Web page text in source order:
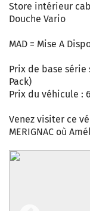
Store intérieur
Douche Vario
MAD = Mise A
Prix de base série
Pack)
Prix du véhicule :
Venez visiter ce
MERIGNAC où